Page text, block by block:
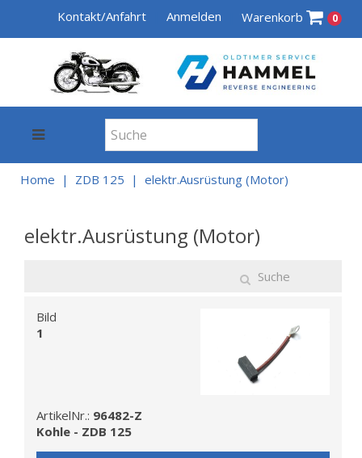
Kontakt/Anfahrt Anmelden Warenkorb 0
Home ZDB 125 elektr.Ausrüstung (Motor)
elektr.Ausrüstung (Motor)
Bild
1
ArtikelNr.: 96482-Z
Kohle - ZDB 125